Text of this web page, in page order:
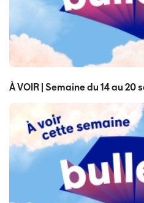
À VOIR | Semaine du 14 au 20